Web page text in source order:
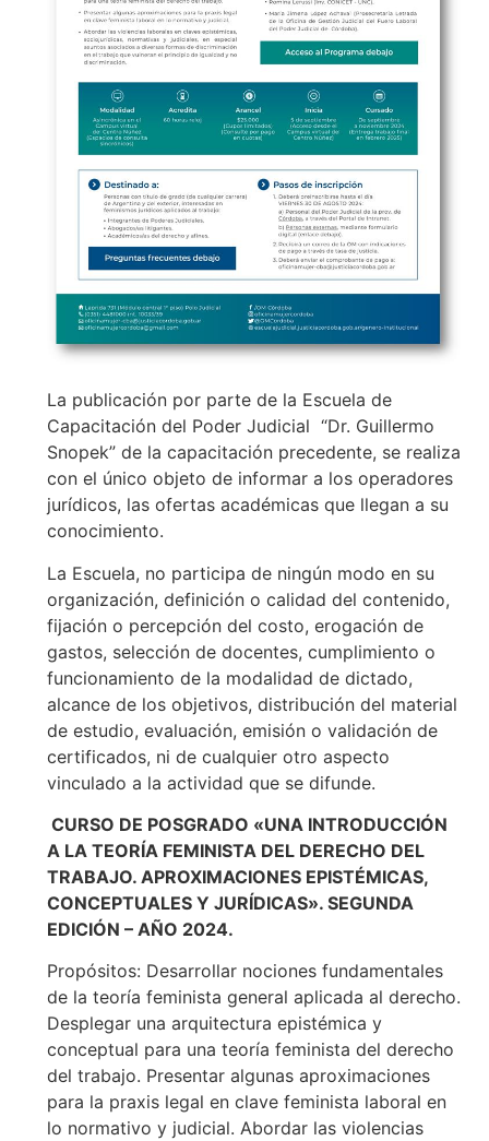
La publicación por parte de la Escuela de
Capacitación del Poder Judicial “Dr. Guillermo
Snopek” de la capacitación precedente, se realiza
con el único objeto de informar a los operadores
jurídicos, las ofertas académicas que llegan a su
conocimiento.
La Escuela, no participa de ningún modo en su
organización, definición o calidad del contenido,
fijación o percepción del costo, erogación de
gastos, selección de docentes, cumplimiento o
funcionamiento de la modalidad de dictado,
alcance de los objetivos, distribución del material
de estudio, evaluación, emisión o validación de
certificados, ni de cualquier otro aspecto
vinculado a la actividad que se difunde.
CURSO DE POSGRADO «UNA INTRODUCCIÓN
A LA TEORÍA FEMINISTA DEL DERECHO DEL
TRABAJO. APROXIMACIONES EPISTÉMICAS,
CONCEPTUALES Y JURÍDICAS». SEGUNDA
EDICIÓN – AÑO 2024.
Propósitos: Desarrollar nociones fundamentales
de la teoría feminista general aplicada al derecho.
Desplegar una arquitectura epistémica y
conceptual para una teoría feminista del derecho
del trabajo. Presentar algunas aproximaciones
para la praxis legal en clave feminista laboral en
lo normativo y judicial. Abordar las violencias